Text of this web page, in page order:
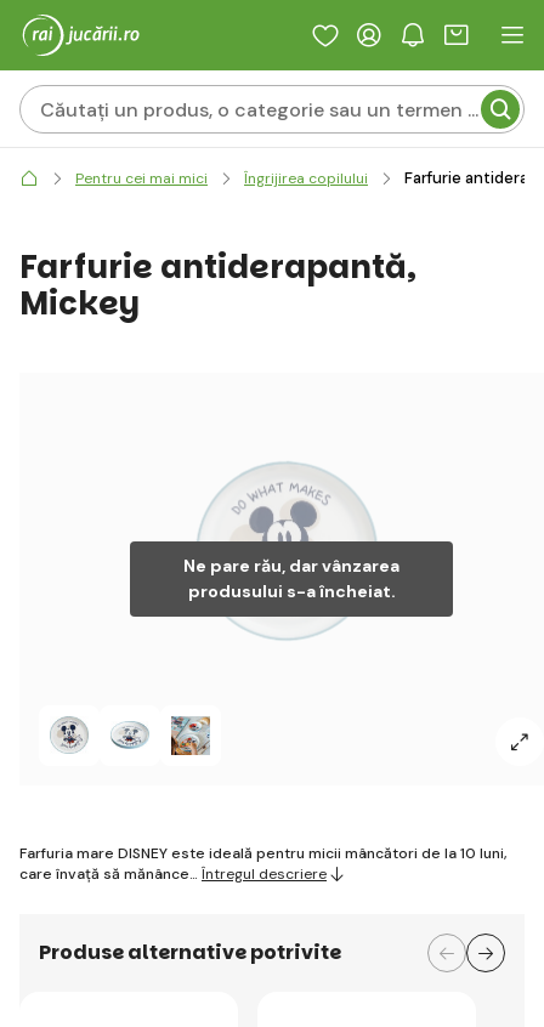
Pentru cei mai mici Îngrijirea copilului Farfurie
Ne pare rău, dar vânzarea
produsului s-a încheiat.
Farfurie antiderapantă,
Mickey
Farfuria mare DISNEY este ideală pentru micii mâncători de la 10 luni,
care învață să mănânce… Întregul descriere
Produse alternative potrivite